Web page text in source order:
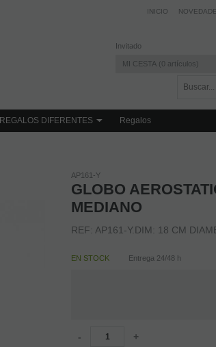
Invitado
MI CESTA 0 artículos
INICIO
REGALOS DIFERENTES Regalos
AP161-Y
GLOBO
MEDIANO
REF: AP161-Y.DIM: 18 CM
EN STOCK Entrega 24/48 h
- +